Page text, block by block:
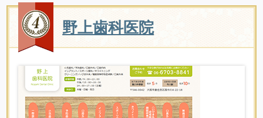
野上歯科医院